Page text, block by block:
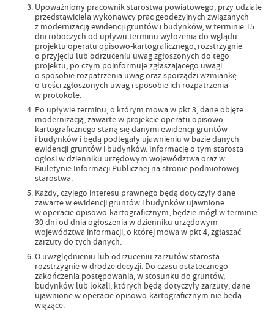
Upoważniony pracownik starostwa powiatowego, przy udziale
przedstawiciela wykonawcy prac geodezyjnych związanych
z modernizacją ewidencji gruntów i budynków, w terminie 15
dni roboczych od upływu terminu wyłożenia do wglądu
projektu operatu opisowo-kartograficznego, rozstrzygnie
o przyjęciu lub odrzuceniu uwag zgłoszonych do tego
projektu, po czym poinformuje zgłaszającego uwagi
o sposobie rozpatrzenia uwag oraz sporządzi wzmiankę
o treści zgłoszonych uwag i sposobie ich rozpatrzenia
w protokole.
Po upływie terminu, o którym mowa w pkt 3, dane objęte
modernizacją, zawarte w projekcie operatu opisowo-
kartograficznego staną się danymi ewidencji gruntów
i budynków i będą podlegały ujawnieniu w bazie danych
ewidencji gruntów i budynków. Informację o tym starosta
ogłosi w dzienniku urzędowym województwa oraz w
Biuletynie Informacji Publicznej na stronie podmiotowej
starostwa.
Każdy, czyjego interesu prawnego będą dotyczyły dane
zawarte w ewidencji gruntów i budynków ujawnione
w operacie opisowo-kartograficznym, będzie mógł w terminie
30 dni od dnia ogłoszenia w dzienniku urzędowym
województwa informacji, o której mowa w pkt 4, zgłaszać
zarzuty do tych danych.
O uwzględnieniu lub odrzuceniu zarzutów starosta
rozstrzygnie w drodze decyzji. Do czasu ostatecznego
zakończenia postępowania, w stosunku do gruntów,
budynków lub lokali, których będą dotyczyły zarzuty, dane
ujawnione w operacie opisowo-kartograficznym nie będą
wiążące.